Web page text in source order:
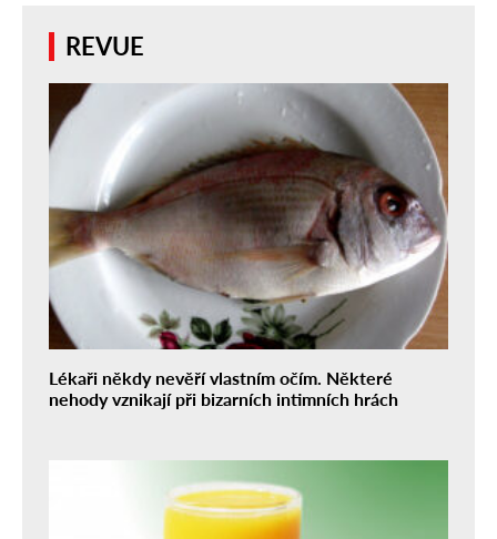
REVUE
Lékaři někdy nevěří vlastním očím. Některé
nehody vznikají při bizarních intimních hrách